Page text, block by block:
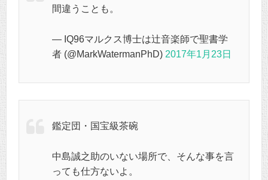
間違うことも。
— IQ96マルクス博士は辻音楽師で聖書学
者 (@MarkWatermanPhD) 2017年1月23日
鑑定団・国宝級茶碗
中島誠之助のいない場所で、そんな事を言
っても仕方ないよ。